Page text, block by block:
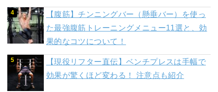
【腹筋】チンニングバー（懸垂バー）を使っ
た最強腹筋トレーニングメニュー11選と、効
果的なコツについて！
【現役リフター直伝】ベンチプレスは手幅で
効果が驚くほど変わる！ 注意点も紹介